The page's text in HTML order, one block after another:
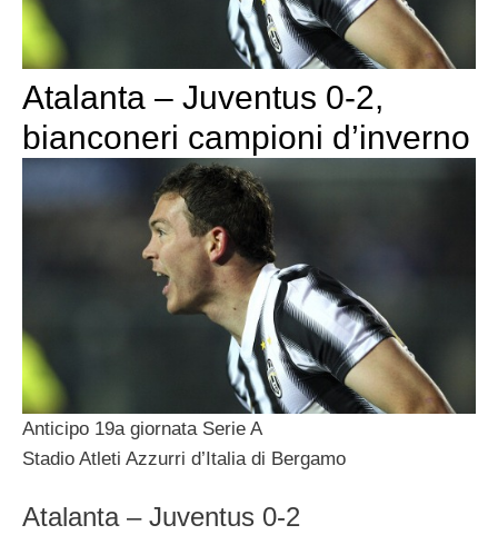
Atalanta – Juventus 0-2,
bianconeri campioni d’inverno
Anticipo 19a giornata Serie A
Stadio Atleti Azzurri d’Italia di Bergamo
Atalanta – Juventus 0-2